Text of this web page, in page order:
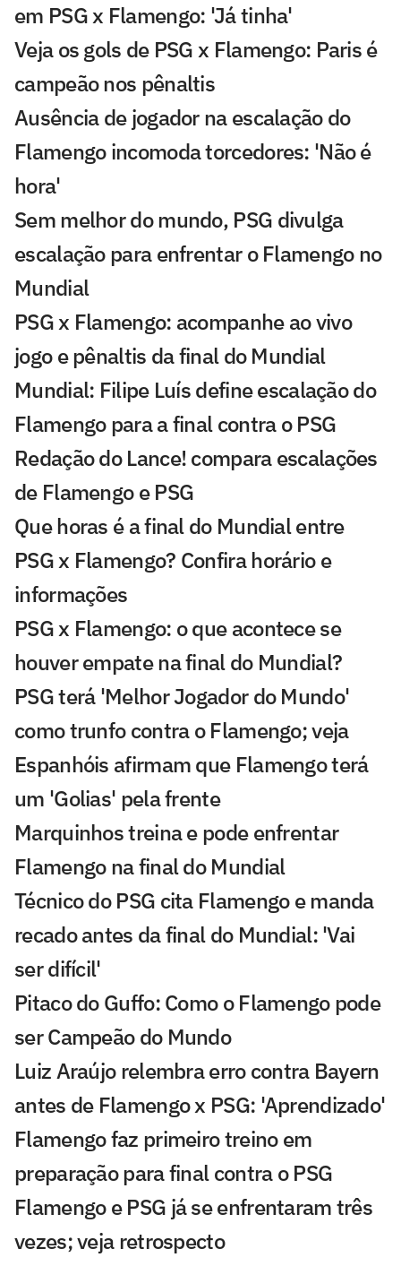
em PSG x Flamengo: 'Já tinha'
Veja os gols de PSG x Flamengo: Paris é
campeão nos pênaltis
Ausência de jogador na escalação do
Flamengo incomoda torcedores: 'Não é
hora'
Sem melhor do mundo, PSG divulga
escalação para enfrentar o Flamengo no
Mundial
PSG x Flamengo: acompanhe ao vivo
jogo e pênaltis da final do Mundial
Mundial: Filipe Luís define escalação do
Flamengo para a final contra o PSG
Redação do Lance! compara escalações
de Flamengo e PSG
Que horas é a final do Mundial entre
PSG x Flamengo? Confira horário e
informações
PSG x Flamengo: o que acontece se
houver empate na final do Mundial?
PSG terá 'Melhor Jogador do Mundo'
como trunfo contra o Flamengo; veja
Espanhóis afirmam que Flamengo terá
um 'Golias' pela frente
Marquinhos treina e pode enfrentar
Flamengo na final do Mundial
Técnico do PSG cita Flamengo e manda
recado antes da final do Mundial: 'Vai
ser difícil'
Pitaco do Guffo: Como o Flamengo pode
ser Campeão do Mundo
Luiz Araújo relembra erro contra Bayern
antes de Flamengo x PSG: 'Aprendizado'
Flamengo faz primeiro treino em
preparação para final contra o PSG
Flamengo e PSG já se enfrentaram três
vezes; veja retrospecto